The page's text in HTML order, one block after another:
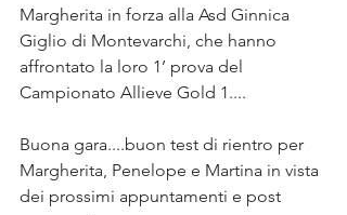
Margherita in forza alla Asd Ginnica
Giglio di Montevarchi, che hanno
affrontato la loro 1’ prova del
Campionato Allieve Gold 1....
Buona gara....buon test di rientro per
Margherita, Penelope e Martina in vista
dei prossimi appuntamenti e post